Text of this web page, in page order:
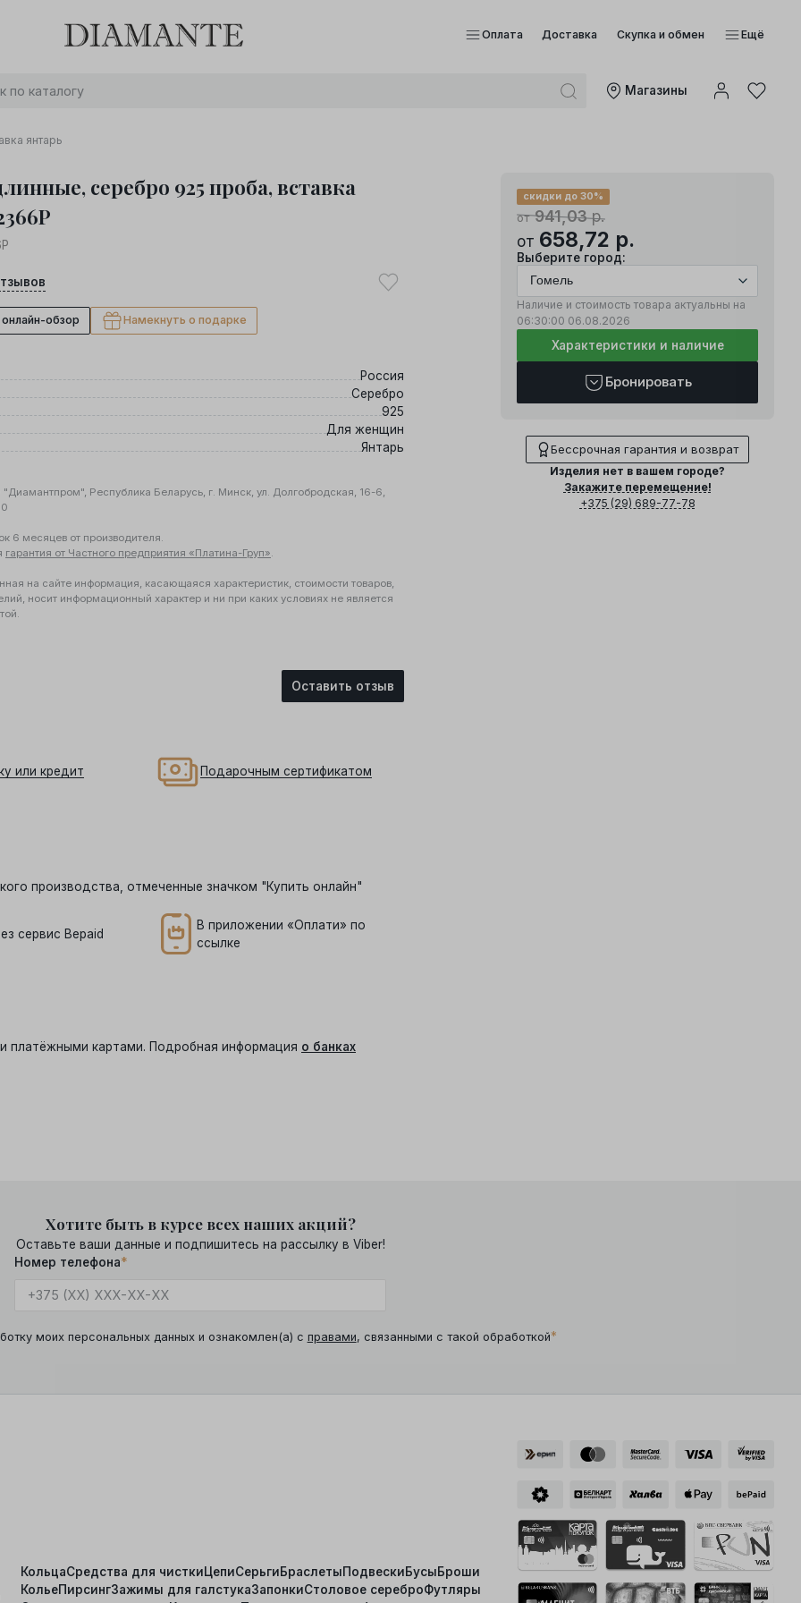
Оплата Доставка Скупка и обмен Ещё
Mагазины
0 : 0 0
янтарь
серебро 925 проба, вставка
онлайн-обзор Намекнуть о подарке
от941,03р.
скидки до 30%
от 658,72 р.
Выберите город:
Наличие и стоимость товара актуальны на
06:30:00 06.08.2026
Характеристики и наличие
Бронировать
Бессрочная гарантия и возврат
Изделия нет в вашем городе?
Закажите перемещение!
+375 (29) 689-77-78
Россия
Серебро
925
Для женщин
Янтарь
Республика Беларусь, г. Минск, ул. Долгобродская, 16-6,
6 месяцев от производителя.
гарантия от Частного предприятия «Платина-Груп».
на сайте информация, касающаяся характеристик, стоимости товаров,
носит информационный характер и ни при каких условиях не является
или кредит Подарочным сертификатом
производства, отмеченные значком "Купить онлайн"
сервис Bepaid
В приложении «Оплати» по
ссылке
платёжными картами. Подробная информация о банках
Оставить отзыв
Хотите быть в курсе всех наших акций?
Оставьте ваши данные и подпишитесь на рассылку в Viber!
Номер телефона*
моих персональных данных и ознакомлен(а) с правами, связанными с такой обработкой*
КольцаСредства для чисткиЦепиСерьгиБраслетыПодвескиБусыБроши
КольеПирсингЗажимы для галстукаЗапонкиСтоловое сереброФутляры